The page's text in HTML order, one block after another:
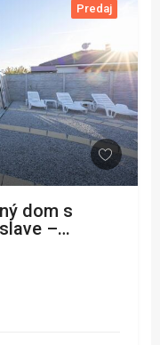
Predaj
dom s
–